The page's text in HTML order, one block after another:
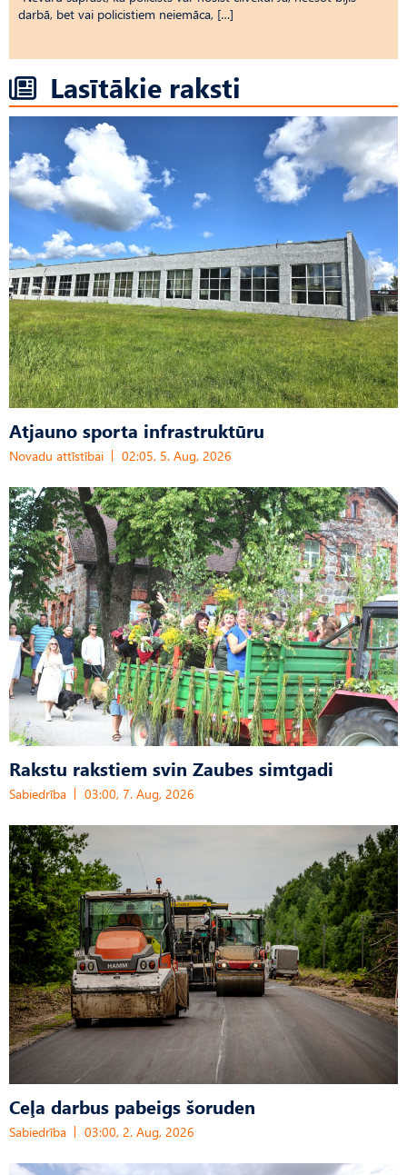
darbā, bet vai policistiem neiemāca, […]
Lasītākie raksti
Atjauno sporta infrastruktūru
Novadu attīstībai 02:05, 5. Aug, 2026
Rakstu rakstiem svin Zaubes simtgadi
Sabiedrība 03:00, 7. Aug, 2026
Ceļa darbus pabeigs šoruden
Sabiedrība 03:00, 2. Aug, 2026